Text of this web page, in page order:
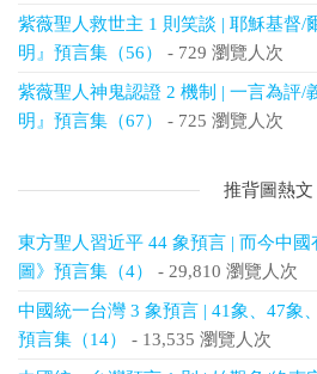
紫薇聖人救世主 1 則笑談 | 耶穌基督/
明』預言集（56）
- 729 瀏覽人次
紫薇聖人神鬼認證 2 機制 | 一言為評/
明』預言集（67）
- 725 瀏覽人次
推背圖熱文
東方聖人習近平 44 象預言 | 而今中
圖》預言集（4）
- 29,810 瀏覽人次
中國統一台灣 3 象預言 | 41象、47象
預言集（14）
- 13,535 瀏覽人次